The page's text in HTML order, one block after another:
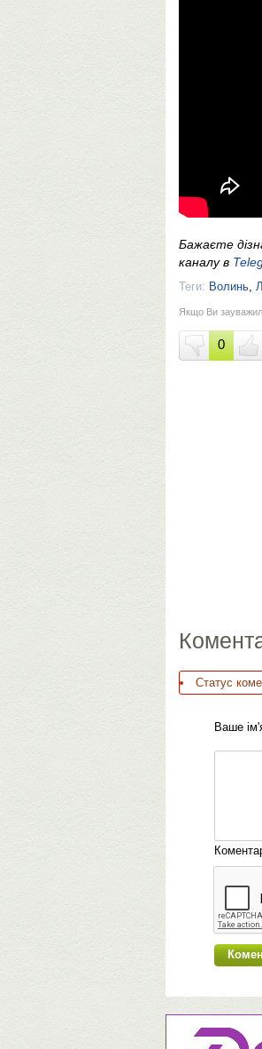
Бажаєте
каналу в
Теги: Волинь
Якщо Ви
0
Статус
Ваше